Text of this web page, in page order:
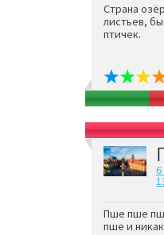
Страна
листьев,
птичек.
6
Пше пше
пше и